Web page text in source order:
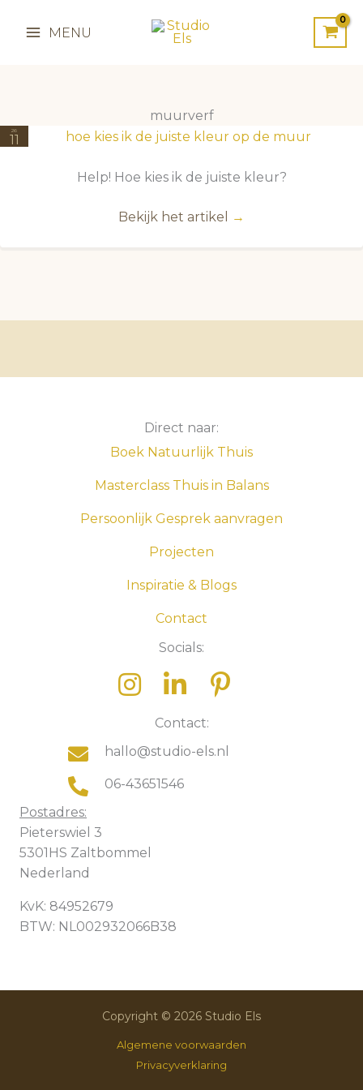
naar
MENU
muurverf
26
11
2022
Help! Hoe kies ik de juiste kleur?
Bekijk het artikel →
Direct naar:
Boek Natuurlijk Thuis
Masterclass Thuis in Balans
Persoonlijk Gesprek aanvragen
Projecten
Inspiratie & Blogs
Contact
Socials:
Contact:
hallo@studio-els.nl
06-43651546
Postadres:
Pieterswiel 3
5301HS Zaltbommel
Nederland
KvK: 84952679
BTW: NL002932066B38
Copyright © 2026 Studio Els
Algemene voorwaarden
Privacyverklaring